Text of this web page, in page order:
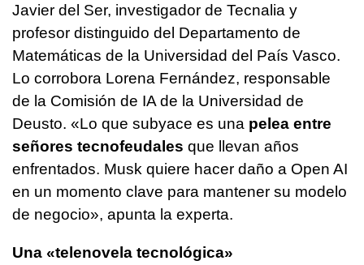
Javier del Ser, investigador de Tecnalia y
profesor distinguido del Departamento de
Matemáticas de la Universidad del País Vasco.
Lo corrobora Lorena Fernández, responsable
de la Comisión de IA de la Universidad de
Deusto. «Lo que subyace es una pelea entre
señores tecnofeudales que llevan años
enfrentados. Musk quiere hacer daño a Open AI
en un momento clave para mantener su modelo
de negocio», apunta la experta.
Una «telenovela tecnológica»